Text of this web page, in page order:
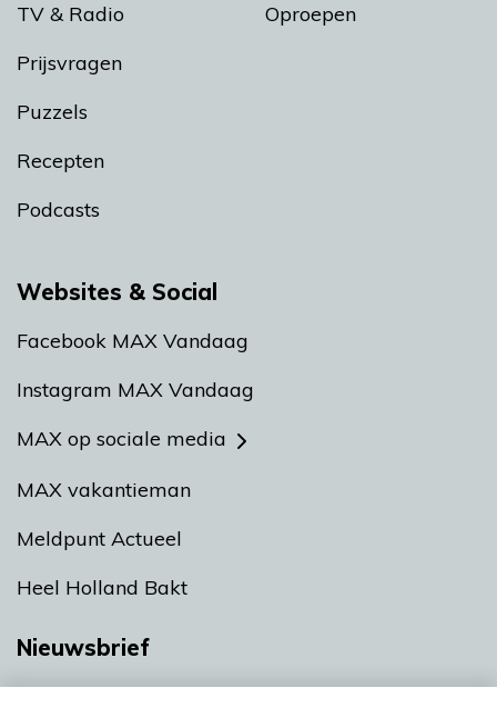
TV & Radio
Prijsvragen
Puzzels
Recepten
Podcasts
Oproepen
Websites & Social
Facebook MAX Vandaag
Instagram MAX Vandaag
MAX op sociale media
MAX vakantieman
Meldpunt Actueel
Heel Holland Bakt
Nieuwsbrief